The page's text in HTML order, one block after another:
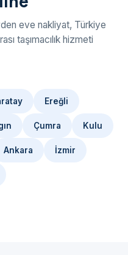
eve nakliyat, Türkiye
taşımacılık hizmeti
Ereğli
Çumra Kulu
Ankara İzmir